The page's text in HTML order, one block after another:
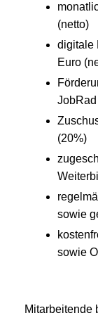
(netto)
digitale
Euro
JobRad
(20%)
sowie
sowie
Mitarbeitende